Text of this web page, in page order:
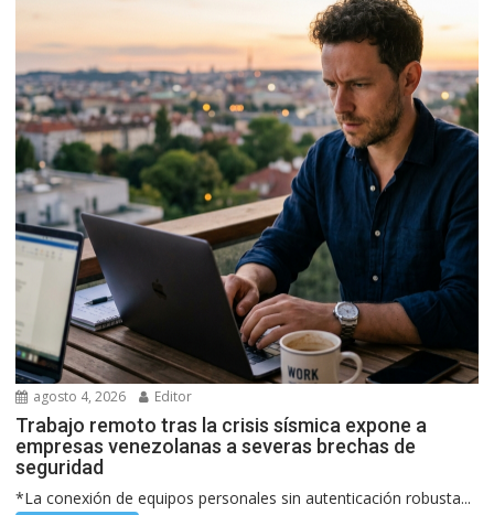
agosto 4, 2026 Editor
Trabajo remoto tras la crisis sísmica expone a
empresas venezolanas a severas brechas de
seguridad
*La conexión de equipos personales sin autenticación robusta...